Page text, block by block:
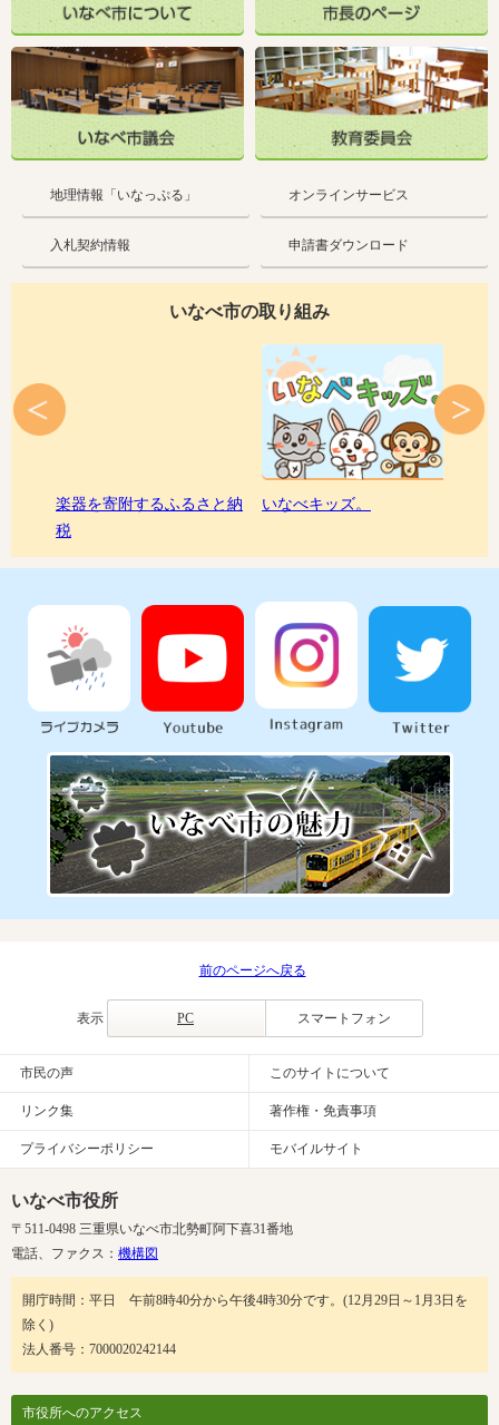
地理情報「いなっぷる」 オンラインサービス
入札契約情報 申請書ダウンロード
いなべ市の取り組み
楽器を寄附するふるさと納
税
いなべキッズ。
前のページへ戻る
表示 PC スマートフォン
市民の声 このサイトについて
リンク集 著作権・免責事項
プライバシーポリシー モバイルサイト
いなべ市役所
〒511-0498 三重県いなべ市北勢町阿下喜31番地
電話、ファクス： 機構図
開庁時間：平日 午前8時40分から午後4時30分です。(12月29日～1月3日を
除く)
法人番号：7000020242144
市役所へのアクセス